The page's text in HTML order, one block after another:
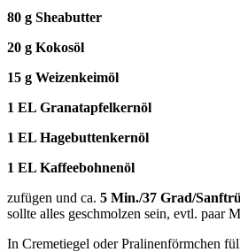
80 g Sheabutter
20 g Kokosöl
15 g Weizenkeimöl
1 EL Granatapfelkernöl
1 EL Hagebuttenkernöl
1 EL Kaffeebohnenöl
zufügen und ca. 5 Min./37 Grad/
sollte alles geschmolzen sein, evtl. paar
In Cremetiegel oder Pralinenförmchen